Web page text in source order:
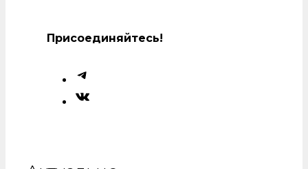
Присоединяйтесь!